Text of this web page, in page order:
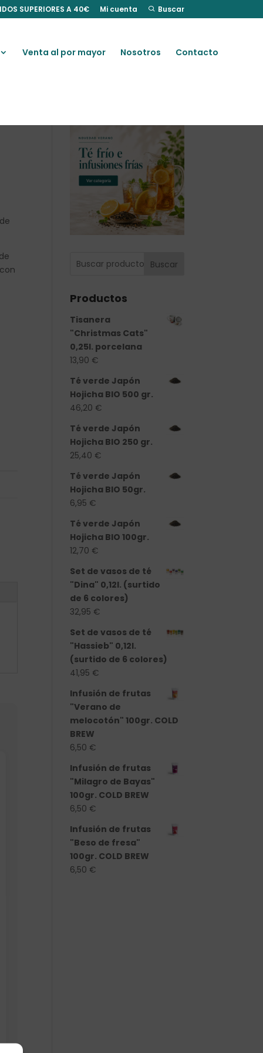
SUPERIORES A 40€ Mi cuenta Buscar
Venta al por mayor Nosotros Contacto
Buscar
Productos
Tisanera
"Christmas Cats"
0,25l. porcelana
13,90 €
Té verde Japón
Hojicha BIO 500 gr.
46,20 €
Té verde Japón
Hojicha BIO 250 gr.
25,40 €
Té verde Japón
Hojicha BIO 50gr.
6,95 €
Té verde Japón
Hojicha BIO 100gr.
12,70 €
Set de vasos de té
"Dina" 0,12l. (surtido
de 6 colores)
32,95 €
Set de vasos de té
"Hassieb" 0,12l.
(surtido de 6 colores)
41,95 €
Infusión de frutas
"Verano de
melocotón" 100gr. COLD
BREW
6,50 €
Infusión de frutas
"Milagro de Bayas"
100gr. COLD BREW
6,50 €
Infusión de frutas
"Beso de fresa"
100gr. COLD BREW
6,50 €